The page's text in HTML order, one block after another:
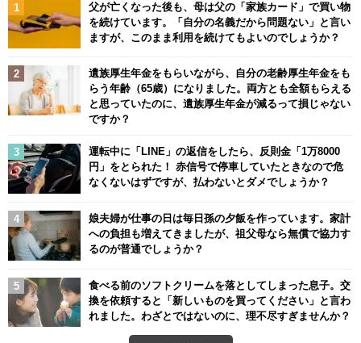
父が亡くなった後も、母は父の「家族カード」で買い物
を続けています。「自分の名義だから問題ない」と言い
ますが、このまま利用を続けてもよいのでしょうか？
遺族厚生年金をもらいながら、自分の老齢厚生年金をも
らう年齢（65歳）になりました。両方とも全額もらえる
と思っていたのに、遺族厚生年金が減るって損じゃない
ですか？
運転中に「LINE」の返信をしたら、反則金「1万8000
円」をとられた！ 赤信号で停車していたときなので危
なくないはずですが、払わないとダメでしょうか？
娘夫婦が仕事の日は毎日孫の夕飯を作っています。家計
への負担も増えてきましたが、祖父母なら無償で協力す
るのが普通でしょうか？
食べる前のソフトクリームを落としてしまった息子。交
換を依頼すると「新しいものを買ってください」と言わ
れました。わざとではないのに、理不尽すぎませんか？